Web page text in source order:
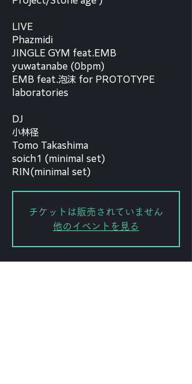
LIVE
Phazmidi
JINGLE GYM feat.EMB
yuwatanabe (0bpm)
EMB feat.泡沫 for PROTOTYPE
laboratories
DJ
小林径
Tomo Takashima
soich1 (minimal set)
RIN(minimal set)
チケットは販売されていません
他のイベントを見る